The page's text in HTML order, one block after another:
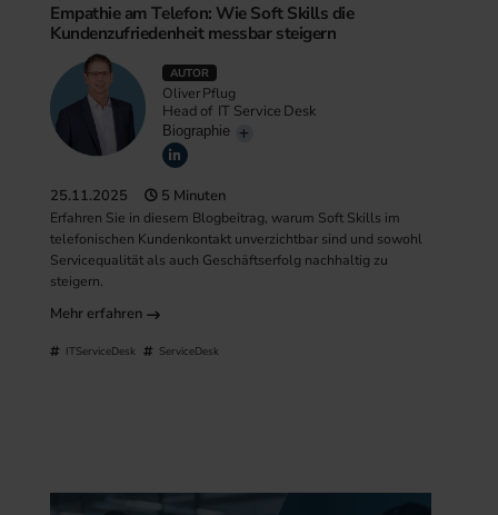
Empathie am Telefon: Wie Soft Skills die
Kundenzufriedenheit messbar steigern
AUTOR
Oliver Pflug
Head of IT Service Desk
Biographie
25.11.2025 5 Minuten
Erfahren Sie in diesem Blogbeitrag, warum Soft Skills im
telefonischen Kundenkontakt unverzichtbar sind und sowohl
Servicequalität als auch Geschäftserfolg nachhaltig zu
steigern.
Mehr erfahren
ITServiceDesk ServiceDesk